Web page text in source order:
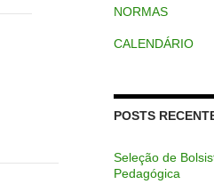
NORMAS
CALENDÁRIO
POSTS
Seleção de
Pedagógica